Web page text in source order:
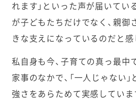
れます」といった声が届いてい
が子どもたちだけでなく、親御
きな支えになっているのだと感
私自身も今、子育ての真っ最中
家事のなかで、「一人じゃない
強さをあらためて実感していま